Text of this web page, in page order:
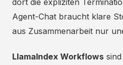
dort die expliziten
Agent-Chat braucht klare
aus Zusammenarbeit nur
LlamaIndex Workflows